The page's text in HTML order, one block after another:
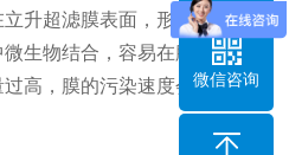
升超滤膜表面，形成
生物结合，容易在膜
高，膜的污染速度会微信咨询